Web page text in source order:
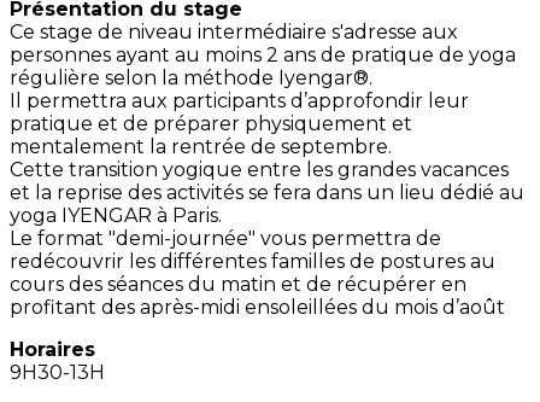
Présentation du stage
Ce stage de niveau intermédiaire s'adresse aux
personnes ayant au moins 2 ans de pratique de yoga
régulière selon la méthode Iyengar®.
Il permettra aux participants d’approfondir leur
pratique et de préparer physiquement et
mentalement la rentrée de septembre.
Cette transition yogique entre les grandes vacances
et la reprise des activités se fera dans un lieu dédié au
yoga IYENGAR à Paris.
Le format "demi-journée" vous permettra de
redécouvrir les différentes familles de postures au
cours des séances du matin et de récupérer en
profitant des après-midi ensoleillées du mois d’août
Horaires
9H30-13H